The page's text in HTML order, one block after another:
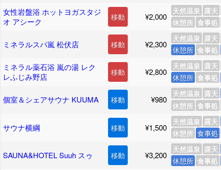
女性岩盤浴 ホットヨガスタジ
オ アシーク
移動 ¥2,000
天然温泉 露天
休憩所 食事処
ミネラルスパ嵐 松伏店 移動 ¥2,300
天然温泉 露天
休憩所 食事処
ミネラル薬石浴 嵐の湯 レク
レふじみ野店
移動 ¥2,800
天然温泉 露天
休憩所 食事処
個室＆シェアサウナ KUUMA 移動 ¥980
天然温泉 露天
休憩所 食事処
サウナ横綱 移動 ¥1,500
天然温泉 露天
休憩所 食事処
SAUNA&HOTEL Suuh スゥ 移動 ¥3,200
天然温泉 露天
休憩所 食事処